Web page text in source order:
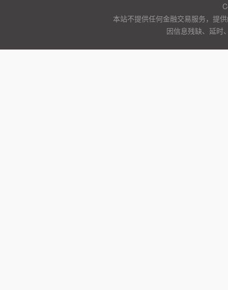
本站不提供任何金融交易服务，提
因信息残缺、延时